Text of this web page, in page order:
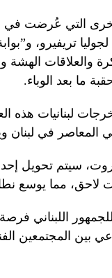
التي عُرضت في
تريفيرو،
والعلاقات الهشة
ما بعد الوباء.
لبنانيات هذه
في لبنان
سيتم تحويل
مما يوسع نطاق
اللبناني
بين المجتمعين